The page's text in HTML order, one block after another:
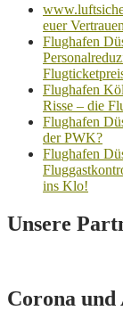
euer
Flughafen
Flughafen
Risse – die
Flughafen
der PWK?
Flughafen
ins Klo!
Unsere
Corona